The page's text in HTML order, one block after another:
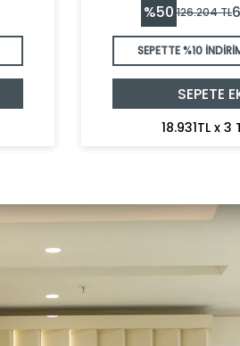
%50 126.204TL
SEPETTE %10
SEPETE
18.931TL x 3